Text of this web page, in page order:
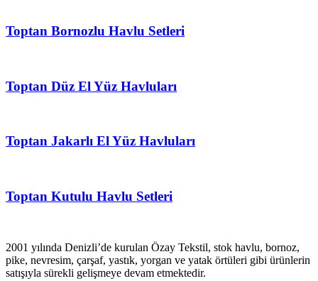
Toptan Bornozlu Havlu Setleri
Toptan Düz El Yüz Havluları
Toptan Jakarlı El Yüz Havluları
Toptan Kutulu Havlu Setleri
2001 yılında Denizli’de kurulan Özay Tekstil, stok havlu, bornoz,
pike, nevresim, çarşaf, yastık, yorgan ve yatak örtüleri gibi ürünlerin
satışıyla sürekli gelişmeye devam etmektedir.